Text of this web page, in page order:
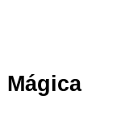
Mágica